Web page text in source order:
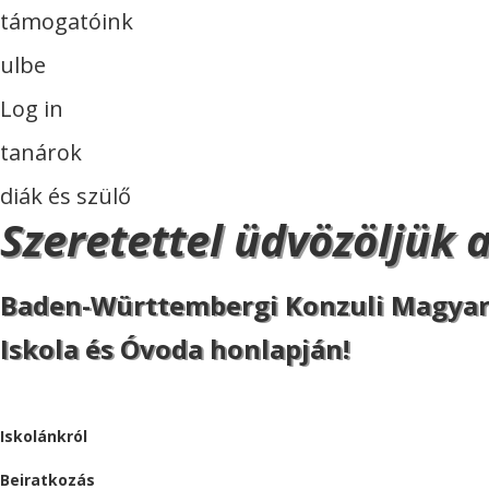
támogatóink
ulbe
Log in
tanárok
diák és szülő
Szeretettel üdvözöljük
Baden-Württembergi Konzuli Magyar
Iskola és Óvoda honlapján!
Iskolánkról
Beiratkozás